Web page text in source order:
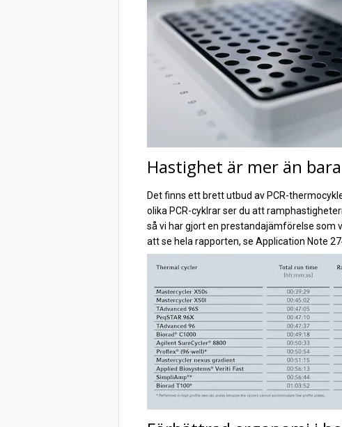
Hastighet är mer än
Det finns ett brett utbud av PCR-
olika PCR-cyklrar ser du att
så vi har gjort en prestandajämförelse som
att se hela rapporten, se Application Note